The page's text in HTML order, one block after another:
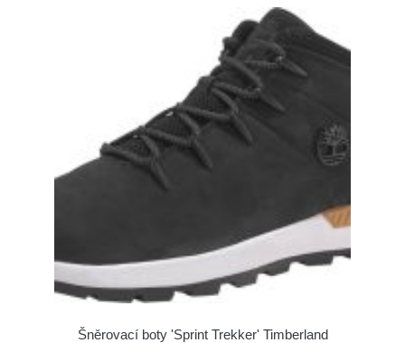
Šněrovací boty 'Sprint Trekker' Timberland